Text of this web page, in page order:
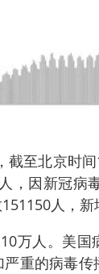
截至北京时
，因新冠病
人，新
万人。美国
重的病毒